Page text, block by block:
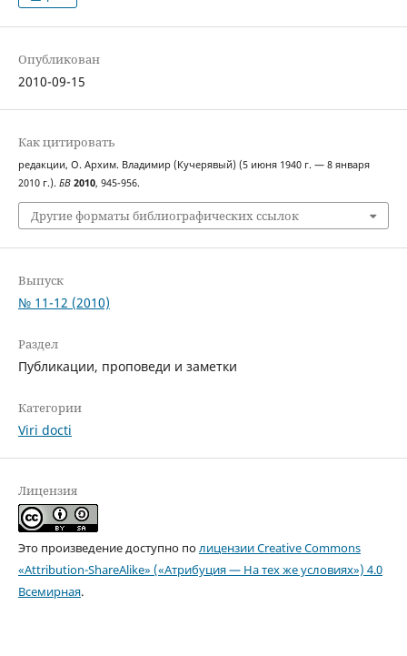
Опубликован
2010-09-15
Как цитировать
редакции, О. Архим. Владимир (Кучерявый) (5 июня 1940 г. — 8 января
2010 г.). БВ 2010, 945-956.
Другие форматы библиографических ссылок
Выпуск
№ 11-12 (2010)
Раздел
Публикации, проповеди и заметки
Категории
Viri docti
Лицензия
Это произведение доступно полицензии Creative Commons
«Attribution-ShareAlike» («Атрибуция — На тех же условиях») 4.0
Всемирная.